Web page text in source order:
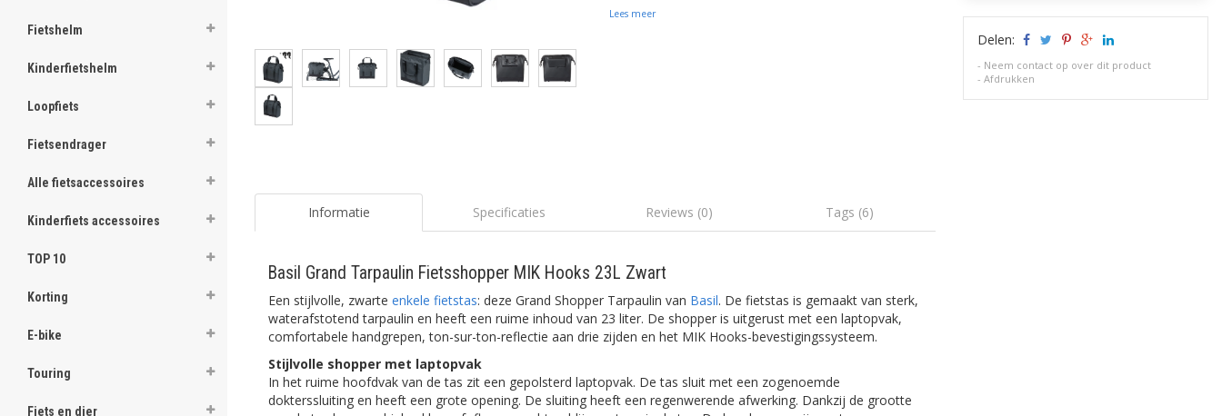
Fietshelm
Kinderfietshelm
Loopfiets
Fietsendrager
Alle fietsaccessoires
Kinderfiets accessoires
TOP 10
Korting
E-bike
Touring
Fiets en dier
Lees meer
Informatie Specificaties Reviews (0) Tags (6)
Basil Grand Tarpaulin Fietsshopper MIK Hooks 23L Zwart
Een stijlvolle, zwarte enkele fietstas: deze Grand Shopper Tarpaulin van Basil. De fietstas is gemaakt van sterk,
waterafstotend tarpaulin en heeft een ruime inhoud van 23 liter. De shopper is uitgerust met een laptopvak,
comfortabele handgrepen, ton-sur-ton-reflectie aan drie zijden en het MIK Hooks-bevestigingssysteem.
Stijlvolle shopper met laptopvak
In het ruime hoofdvak van de tas zit een gepolsterd laptopvak. De tas sluit met een zogenoemde
dokterssluiting en heeft een grote opening. De sluiting heeft een regenwerende afwerking. Dankzij de grootte
Delen:
- Neem contact op over dit product
-Afdrukken